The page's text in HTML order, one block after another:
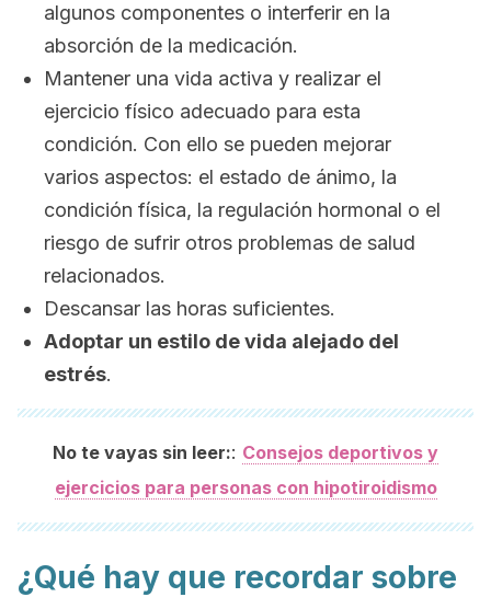
algunos componentes o interferir en la
absorción de la medicación.
Mantener una vida activa y realizar el
ejercicio físico adecuado para esta
condición. Con ello se pueden mejorar
varios aspectos: el estado de ánimo, la
condición física, la regulación hormonal o el
riesgo de sufrir otros problemas de salud
relacionados.
Descansar las horas suficientes.
Adoptar un estilo de vida alejado del
estrés.
No te vayas sin leer:: Consejos deportivos y
ejercicios para personas con hipotiroidismo
¿Qué hay que recordar sobre